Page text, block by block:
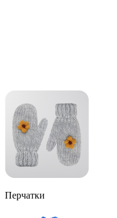
Перчатки